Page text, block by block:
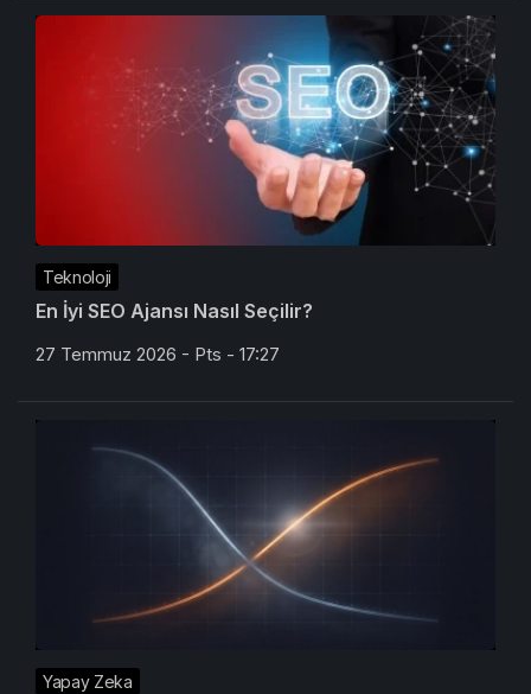
Teknoloji
En İyi SEO Ajansı Nasıl Seçilir?
27 Temmuz 2026 - Pts - 17:27
Yapay Zeka